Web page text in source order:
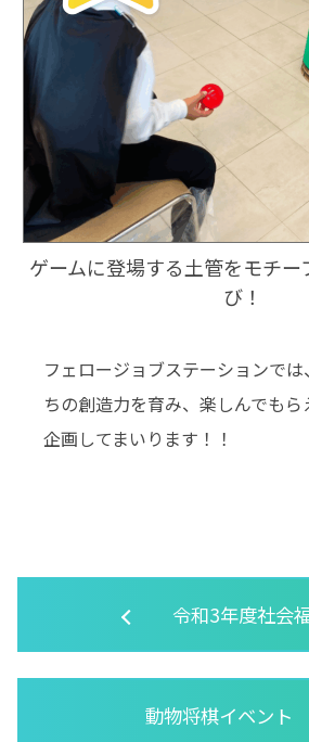
ゲームに登場する土管をモチ
び！
フェロージョブステーションで
ちの創造力を育み、楽しんでも
企画してまいります！！
令和3年度社会
動物将棋イベント